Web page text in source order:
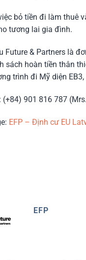
bỏ tiền đi làm thuê
tương lai gia đình.
Future & Partners là
sách hoàn tiền thân
trình đi Mỹ diện
(+84) 901 816 787
EFP – Định cư EU
EFP